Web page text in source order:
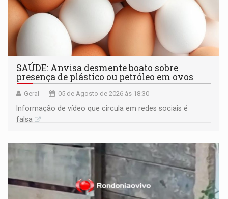
SAÚDE: Anvisa desmente boato sobre
presença de plástico ou petróleo em ovos
Geral 05 de Agosto de 2026 às 18:30
Informação de vídeo que circula em redes sociais é
falsa